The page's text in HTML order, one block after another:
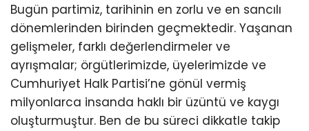
Bugün partimiz, tarihinin en zorlu ve en sancılı
dönemlerinden birinden geçmektedir. Yaşanan
gelişmeler, farklı değerlendirmeler ve
ayrışmalar; örgütlerimizde, üyelerimizde ve
Cumhuriyet Halk Partisi’ne gönül vermiş
milyonlarca insanda haklı bir üzüntü ve kaygı
oluşturmuştur. Ben de bu süreci dikkatle takip